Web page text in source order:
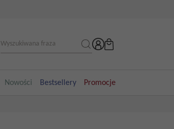
Nowości Bestsellery Promocje